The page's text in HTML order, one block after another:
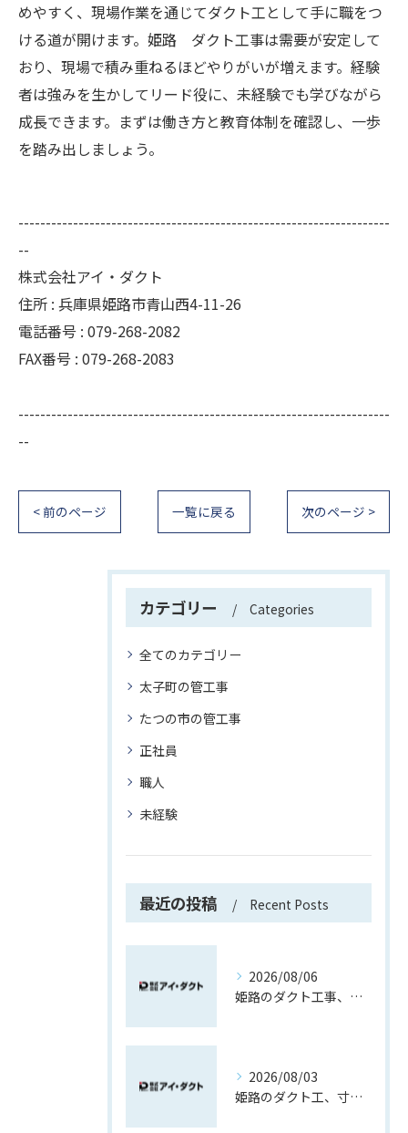
めやすく、現場作業を通じてダクト工として手に職をつ
ける道が開けます。姫路 ダクト工事は需要が安定して
おり、現場で積み重ねるほどやりがいが増えます。経験
者は強みを生かしてリード役に、未経験でも学びながら
成長できます。まずは働き方と教育体制を確認し、一歩
を踏み出しましょう。
--------------------------------------------------------------------
--
株式会社アイ・ダクト
住所 : 兵庫県姫路市青山西4-11-26
電話番号 : 079-268-2082
FAX番号 : 079-268-2083
--------------------------------------------------------------------
--
< 前のページ 一覧に戻る 次のページ >
カテゴリー Categories
全てのカテゴリー
太子町の管工事
たつの市の管工事
正社員
職人
未経験
最近の投稿 Recent Posts
2026/08/06
姫路のダクト工事、製作から取付で覚える現場職
2026/08/03
姫路のダクト工、寸法取りから育つ現場力